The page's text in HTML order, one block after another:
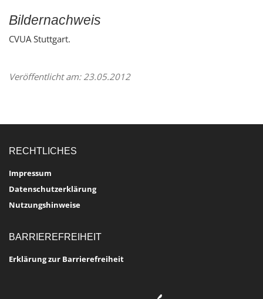
Bildernachweis
CVUA Stuttgart.
Veröffentlicht am: 23.05.2012
RECHTLICHES
Impressum
Datenschutzerklärung
Nutzungshinweise
BARRIEREFREIHEIT
Erklärung zur Barrierefreiheit